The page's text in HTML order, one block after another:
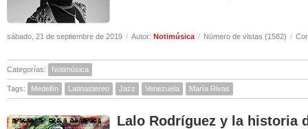
sábado, 21 de septiembre de 2019 / Autor: Notimúsica / Número de vistas (1582) /
Categorías: Notimúsica
Tags: Medellín Latinastereo Jazz Venezuela María Rivas
Lalo Rodríguez y la historia